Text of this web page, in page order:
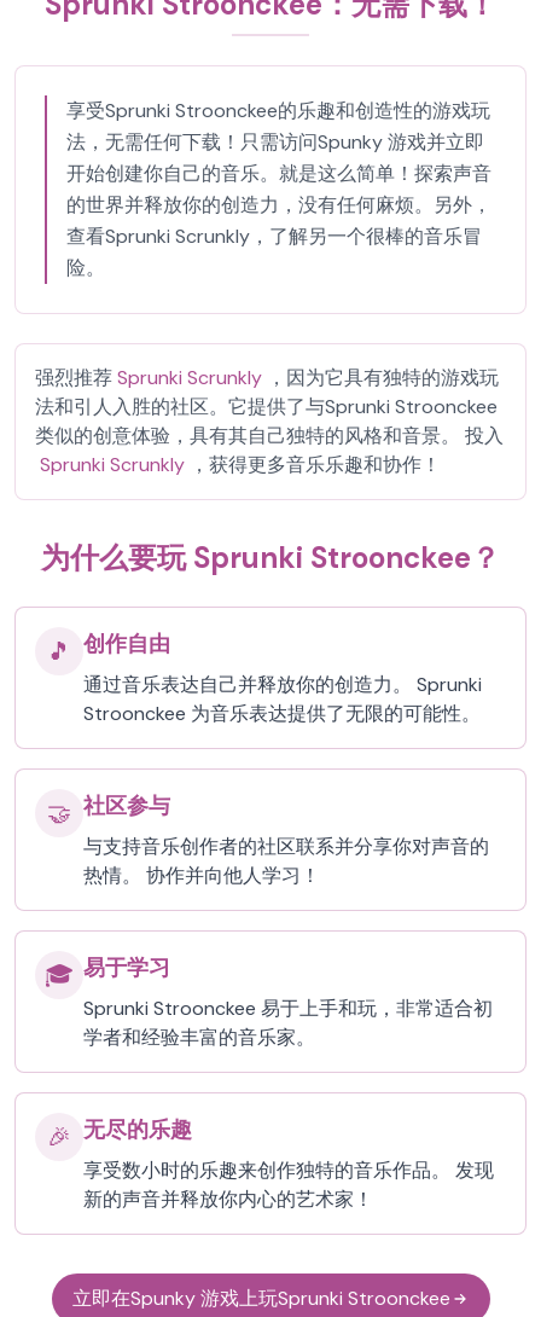
享受Sprunki Stroonckee的乐趣和创造性的游戏玩
法，无需任何下载！只需访问Spunky 游戏并立即
开始创建你自己的音乐。就是这么简单！探索声音
的世界并释放你的创造力，没有任何麻烦。另外，
查看Sprunki Scrunkly，了解另一个很棒的音乐冒
险。
强烈推荐Sprunki Scrunkly ，因为它具有独特的游戏玩
法和引人入胜的社区。它提供了与Sprunki Stroonckee
类似的创意体验，具有其自己独特的风格和音景。 投入
Sprunki Scrunkly ，获得更多音乐乐趣和协作！
为什么要玩 Sprunki Stroonckee？
🎵 创作自由
通过音乐表达自己并释放你的创造力。 Sprunki
Stroonckee 为音乐表达提供了无限的可能性。
🤝 社区参与
与支持音乐创作者的社区联系并分享你对声音的
热情。 协作并向他人学习！
🎓 易于学习
Sprunki Stroonckee 易于上手和玩，非常适合初
学者和经验丰富的音乐家。
🎉 无尽的乐趣
享受数小时的乐趣来创作独特的音乐作品。 发现
新的声音并释放你内心的艺术家！
立即在Spunky 游戏上玩Sprunki Stroonckee